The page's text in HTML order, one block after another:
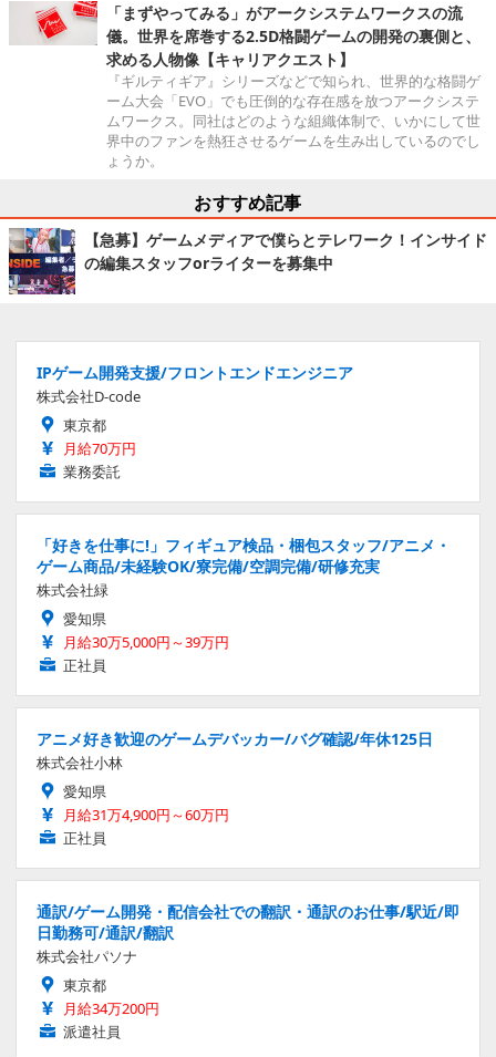
「まずやってみる」がアークシステムワークスの流
儀。世界を席巻する2.5D格闘ゲームの開発の裏側と、
求める人物像【キャリアクエスト】
『ギルティギア』シリーズなどで知られ、世界的な格闘ゲ
ーム大会「EVO」でも圧倒的な存在感を放つアークシステ
ムワークス。同社はどのような組織体制で、いかにして世
界中のファンを熱狂させるゲームを生み出しているのでし
ょうか。
おすすめ記事
【急募】ゲームメディアで僕らとテレワーク！インサイド
の編集スタッフorライターを募集中
IPゲーム開発支援/フロントエンドエンジニア
株式会社D-code
東京都
月給70万円
業務委託
「好きを仕事に!」フィギュア検品・梱包スタッフ/アニメ・
ゲーム商品/未経験OK/寮完備/空調完備/研修充実
株式会社緑
愛知県
月給30万5,000円～39万円
正社員
アニメ好き歓迎のゲームデバッカー/バグ確認/年休125日
株式会社小林
愛知県
月給31万4,900円～60万円
正社員
通訳/ゲーム開発・配信会社での翻訳・通訳のお仕事/駅近/即
日勤務可/通訳/翻訳
株式会社パソナ
東京都
月給34万200円
派遣社員